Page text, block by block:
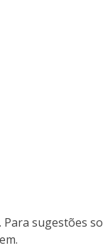
sugestões